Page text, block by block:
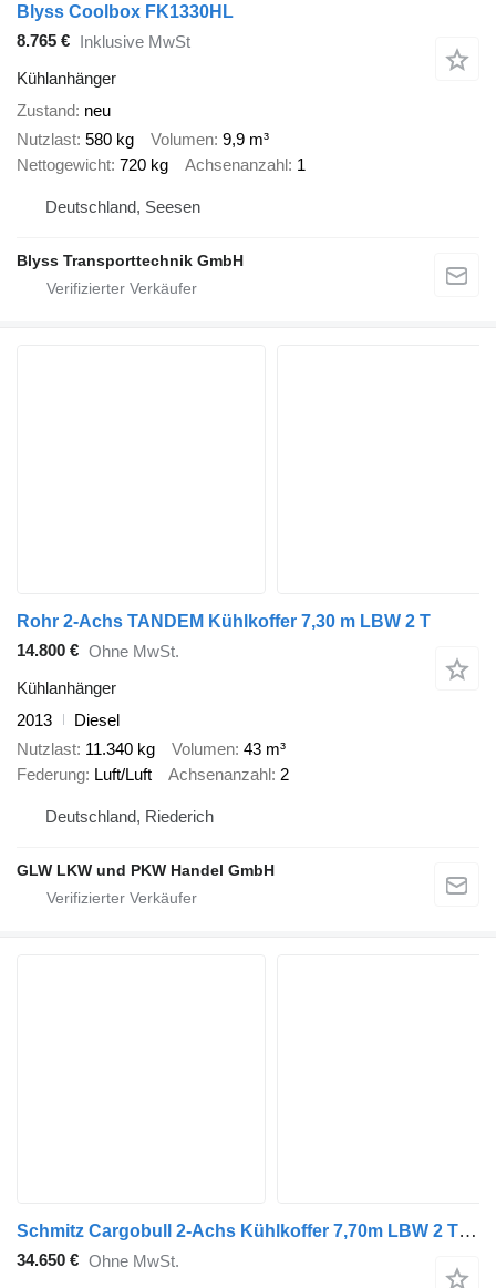
Blyss Coolbox FK1330HL
8.765 € Inklusive MwSt
Kühlanhänger
Zustand neu
Nutzlast 580 kg Volumen 9,9 m³
Nettogewicht 720 kg Achsenanzahl 1
Deutschland, Seesen
Blyss Transporttechnik GmbH
Rohr 2-Achs TANDEM Kühlkoffer 7,30 m LBW 2 T
14.800 € Ohne MwSt.
Kühlanhänger
2013
Diesel
Nutzlast 11.340 kg Volumen 43 m³
Federung Luft/Luft Achsenanzahl 2
Deutschland, Riederich
GLW LKW und PKW Handel GmbH
Schmitz Cargobull 2-Achs Kühlkoffer 7,70m LBW 2 T*CARRIER 1550
34.650 € Ohne MwSt.